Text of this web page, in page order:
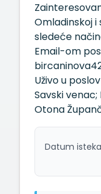
Omladinskoj
sledeće
Email-om
Uživo u
Savski
Otona
Datum